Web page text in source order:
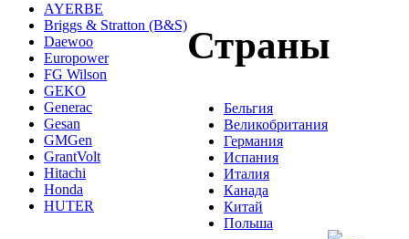
AYERBE
Briggs & Stratton (B&S)
Daewoo
Europower
FG Wilson
GEKO
Generac
Gesan
GMGen
GrantVolt
Hitachi
Honda
HUTER
Страны
Бельгия
Великобритания
Германия
Испания
Италия
Канада
Китай
Польша